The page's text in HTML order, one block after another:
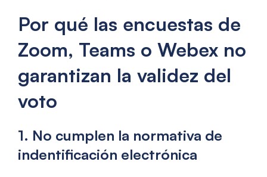
Por qué las encuestas de
Zoom, Teams o Webex no
garantizan la validez del
voto
1. No cumplen la normativa de
indentificación electrónica